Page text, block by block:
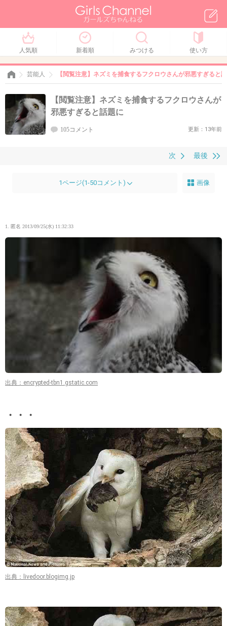
人気順 新着順 みつける 使い方
芸能人 【閲覧注意】ネズミを捕食するフクロウさんが邪悪すぎると
【閲覧注意】ネズミを捕食するフクロウさんが
邪悪すぎると話題に
105コメント 更新：13年前
最後
次
1ページ(1-50コメント) 画像
1. 匿名 2013/09/25(水) 11:32:33
出典：encrypted-tbn1.gstatic.com
・・・
出典：livedoor.blogimg.jp